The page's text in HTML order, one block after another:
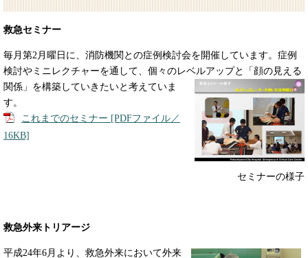
救急セミナー
毎月第2月曜日に、消防機関との症例検討会を開催しています。症例
検討やミニレクチャーを通して、個々のレベルアップと「 顔の見える
関係」を構築していきたいと考えていま
す。
これまでのセミナー [PDFファイル／
16KB]
セミナーの様子
救急外来トリアージ
平成24年6月より、救急外来において外来